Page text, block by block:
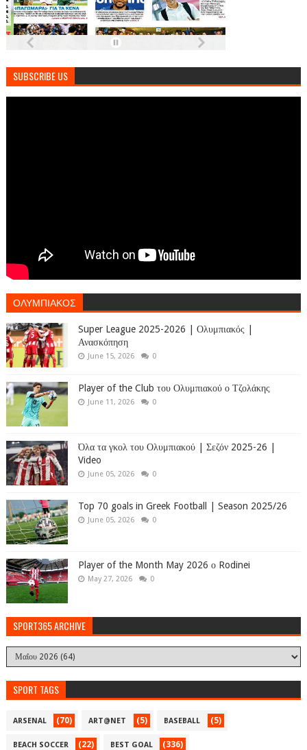
SUBSCRIBE US
ΟΛΥΜΠΙΑΚΟΣ
Super League 2025-2026 | Ολυμπιακός |
Ανασκόπηση
June 15, 2026 0
Player of the Club του Ολυμπιακού ο Τζολάκης
June 11, 2026 0
Όλα τα γκολ του Ολυμπιακού | Σεζόν 2025-26 |
Video
June 05, 2026 0
Top 70 goals in Greek Football | Season 2025/26
June 05, 2026 0
Player of the Month May 2026 ο Rodinei
May 27, 2026 0
SPORT365 ARCHIVE
SPORT TAGS
ARSENAL (70) ART@NET (5) BASEBALL (5)
BEACH SOCCER (22) BEST GOAL (336)